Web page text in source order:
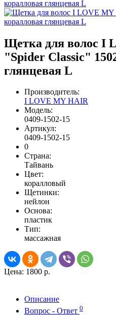
Щетка для волос I
"Spider Classic"
глянцевая L
Производитель:
I LOVE MY HAIR
Модель:
0409-1502-15
Артикул:
0409-1502-15
0
Страна:
Тайвань
Цвет:
коралловый
Щетинки:
нейлон
Основа:
пластик
Тип:
массажная
Цена: 1800 р.
Описание
Вопрос - Ответ 0